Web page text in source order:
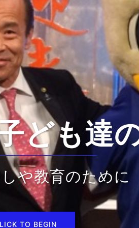
ども達
や教育のために
TO BEGIN